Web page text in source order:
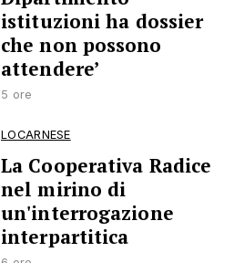
istituzioni ha dossier
che non possono
attendere’
5 ore
LOCARNESE
La Cooperativa Radice
nel mirino di
un'interrogazione
interpartitica